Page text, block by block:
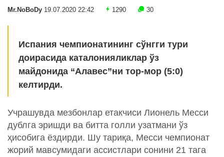
Mr.NoBoDy 19.07.2020 22:42 1290 30
Испания чемпионатининг сўнгги тури
доирасида каталонияликлар ўз
майдонида “Алавес”ни тор-мор (5:0)
келтирди.
Учрашувда мезбонлар етакчиси Лионель Месси
дублга эришди ва битта голли узатмани ўз
ҳисобига ёздирди. Шу тариқа, Месси чемпионат
жорий мавсумидаги ассистлари сонини 21 тага